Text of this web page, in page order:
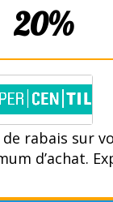
20%
rabais sur
d’achat.